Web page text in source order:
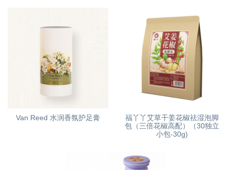
Van Reed 水润香氛护足膏
福丫丫艾草干姜花椒祛湿泡脚
包（三倍花椒高配）（30独立
小包-30g)